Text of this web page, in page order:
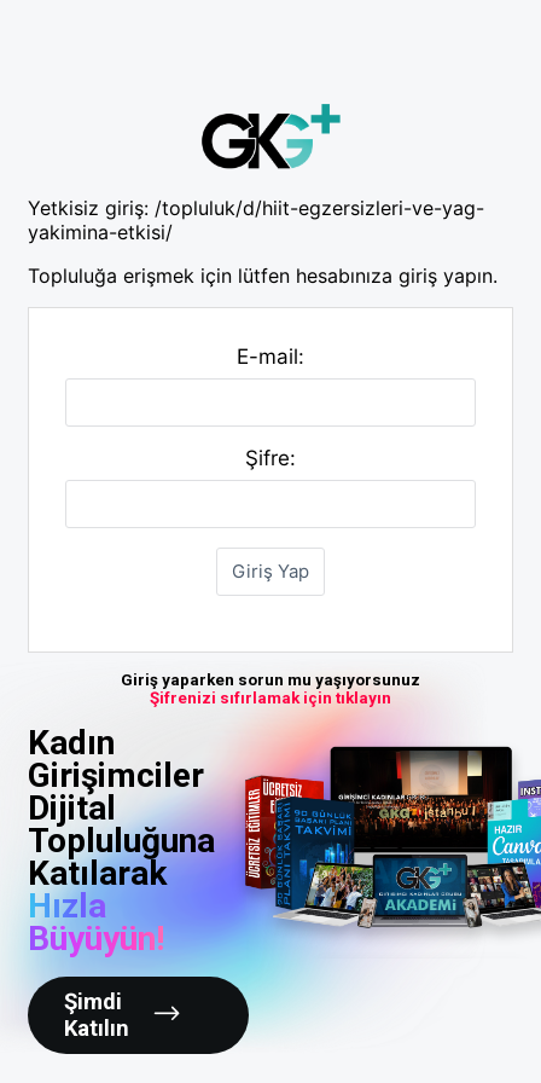
Yetkisiz giriş: /topluluk/d/hiit-egzersizleri-ve-yag-
yakimina-etkisi/
Topluluğa erişmek için lütfen hesabınıza giriş yapın.
E-mail:
Şifre:
Giriş yaparken sorun mu yaşıyorsunuz
Şifrenizi sıfırlamak için tıklayın
Kadın
Girişimciler
Dijital
Topluluğuna
Katılarak
Hızla
Büyüyün!
Şimdi
Katılın